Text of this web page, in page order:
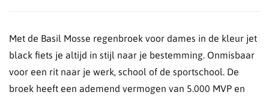
Met de Basil Mosse regenbroek voor dames in de kleur jet
black fiets je altijd in stijl naar je bestemming. Onmisbaar
voor een rit naar je werk, school of de sportschool. De
broek heeft een ademend vermogen van 5.000 MVP en